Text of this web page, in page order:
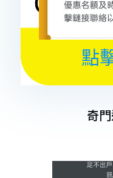
點
奇